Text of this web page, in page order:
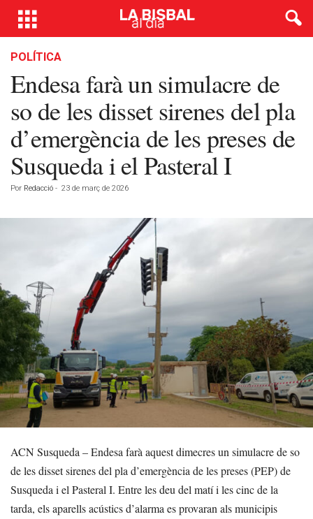
POLÍTICA
Endesa farà un simulacre de
so de les disset sirenes del pla
d’emergència de les preses de
Susqueda i el Pasteral I
Por Redacció - 23 de març de 2026
ACN Susqueda – Endesa farà aquest dimecres un simulacre de so
de les disset sirenes del pla d’emergència de les preses (PEP) de
Susqueda i el Pasteral I. Entre les deu del matí i les cinc de la
tarda, els aparells acústics d’alarma es provaran als municipis